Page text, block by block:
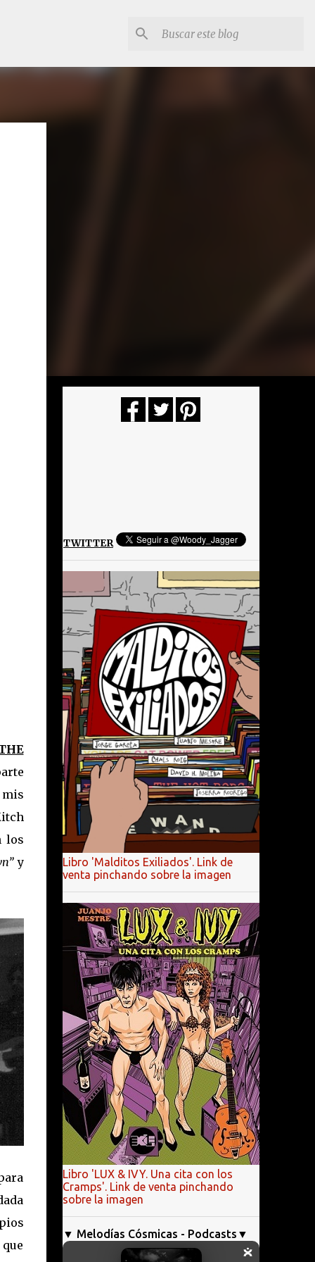
los
y
TWITTER
Libro 'Malditos Exiliados'. Link de
venta pinchando sobre la imagen
Libro 'LUX & IVY. Una cita con los
Cramps'. Link de venta pinchando
sobre la imagen
▼ Melodías Cósmicas - Podcasts▼